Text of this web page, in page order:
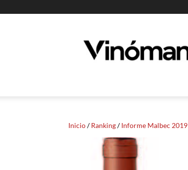
Vinomanos
Inicio/Ranking/Informe Malbec 2019